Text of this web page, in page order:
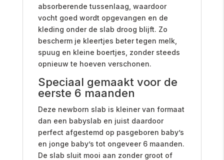
absorberende tussenlaag, waardoor
vocht goed wordt opgevangen en de
kleding onder de slab droog blijft. Zo
bescherm je kleertjes beter tegen melk,
spuug en kleine boertjes, zonder steeds
opnieuw te hoeven verschonen.
Speciaal gemaakt voor de
eerste 6 maanden
Deze newborn slab is kleiner van formaat
dan een babyslab en juist daardoor
perfect afgestemd op pasgeboren baby’s
en jonge baby’s tot ongeveer 6 maanden.
De slab sluit mooi aan zonder groot of